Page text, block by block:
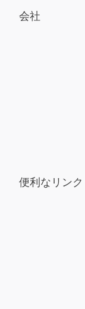
会社
便利なリンク